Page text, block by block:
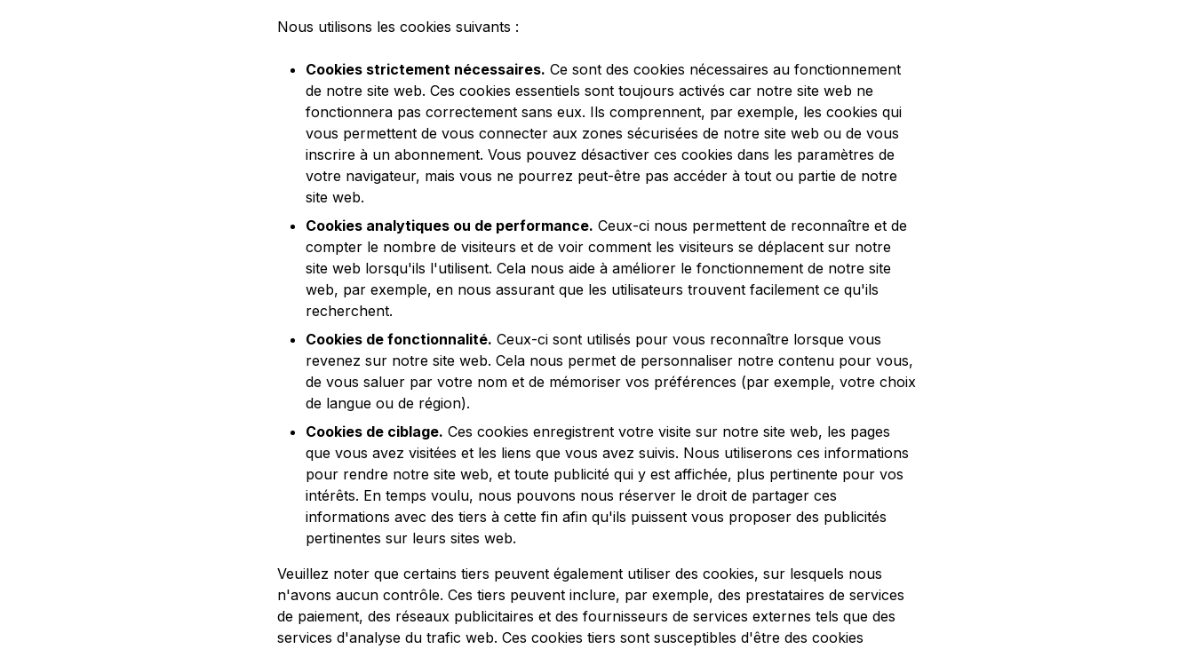
Nous utilisons les cookies suivants :
Cookies strictement nécessaires. Ce sont des cookies nécessaires au fonctionnement
de notre site web. Ces cookies essentiels sont toujours activés car notre site web ne
fonctionnera pas correctement sans eux. Ils comprennent, par exemple, les cookies qui
vous permettent de vous connecter aux zones sécurisées de notre site web ou de vous
inscrire à un abonnement. Vous pouvez désactiver ces cookies dans les paramètres de
votre navigateur, mais vous ne pourrez peut-être pas accéder à tout ou partie de notre
site web.
Cookies analytiques ou de performance. Ceux-ci nous permettent de reconnaître et de
compter le nombre de visiteurs et de voir comment les visiteurs se déplacent sur notre
site web lorsqu'ils l'utilisent. Cela nous aide à améliorer le fonctionnement de notre site
web, par exemple, en nous assurant que les utilisateurs trouvent facilement ce qu'ils
recherchent.
Cookies de fonctionnalité. Ceux-ci sont utilisés pour vous reconnaître lorsque vous
revenez sur notre site web. Cela nous permet de personnaliser notre contenu pour vous,
de vous saluer par votre nom et de mémoriser vos préférences (par exemple, votre choix
de langue ou de région).
Cookies de ciblage. Ces cookies enregistrent votre visite sur notre site web, les pages
que vous avez visitées et les liens que vous avez suivis. Nous utiliserons ces informations
pour rendre notre site web, et toute publicité qui y est affichée, plus pertinente pour vos
intérêts. En temps voulu, nous pouvons nous réserver le droit de partager ces
informations avec des tiers à cette fin afin qu'ils puissent vous proposer des publicités
pertinentes sur leurs sites web.
Veuillez noter que certains tiers peuvent également utiliser des cookies, sur lesquels nous
n'avons aucun contrôle. Ces tiers peuvent inclure, par exemple, des prestataires de services
de paiement, des réseaux publicitaires et des fournisseurs de services externes tels que des
services d'analyse du trafic web. Ces cookies tiers sont susceptibles d'être des cookies